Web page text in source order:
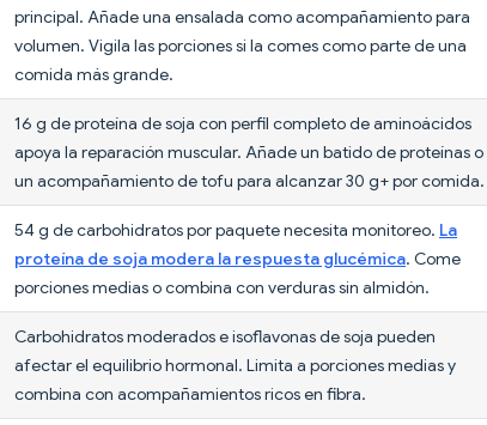
principal. Añade una ensalada como acompañamiento para
volumen. Vigila las porciones si la comes como parte de una
comida más grande.
16 g de proteína de soja con perfil completo de aminoácidos
apoya la reparación muscular. Añade un batido de proteínas o
un acompañamiento de tofu para alcanzar 30 g+ por comida.
54 g de carbohidratos por paquete necesita monitoreo. La
proteína de soja modera la respuesta glucémica. Come
porciones medias o combina con verduras sin almidón.
Carbohidratos moderados e isoflavonas de soja pueden
afectar el equilibrio hormonal. Limita a porciones medias y
combina con acompañamientos ricos en fibra.